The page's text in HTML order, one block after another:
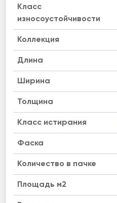
Класс
износоустойчивости
Коллекция
Длина
Ширина
Толщина
Класс истирания
Фаска
Количество в пачке
Площадь м2